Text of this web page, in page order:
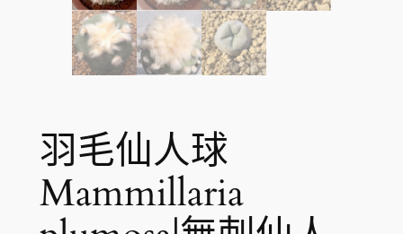
羽毛仙人球
Mammillaria